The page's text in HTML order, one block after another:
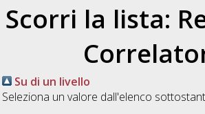
Scorri la lista:
Su di un livello
Seleziona un valore dall'elenco